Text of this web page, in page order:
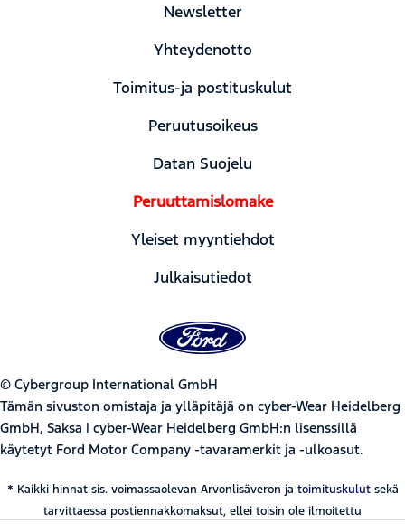
Newsletter
Yhteydenotto
Toimitus-ja postituskulut
Peruutusoikeus
Datan Suojelu
Peruuttamislomake
Yleiset myyntiehdot
Julkaisutiedot
© Cybergroup International GmbH
Tämän sivuston omistaja ja ylläpitäjä on cyber-Wear Heidelberg
GmbH, Saksa | cyber-Wear Heidelberg GmbH:n lisenssillä
käytetyt Ford Motor Company -tavaramerkit ja -ulkoasut.
* Kaikki hinnat sis. voimassaolevan Arvonlisäveron ja toimituskulutsekä
tarvittaessa postiennakkomaksut, ellei toisin ole ilmoitettu